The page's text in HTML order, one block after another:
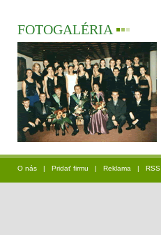
FOTOGALÉRIA ▪▪▪
O nás | Pridať firmu | Reklama | RSS